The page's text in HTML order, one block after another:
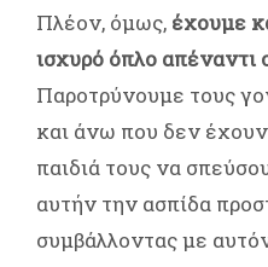
Πλέον, όμως, έχουμε
ισχυρό όπλο απέναντι
Παροτρύνουμε τους
και άνω που δεν
παιδιά τους να
αυτήν την ασπίδα
συμβάλλοντας με